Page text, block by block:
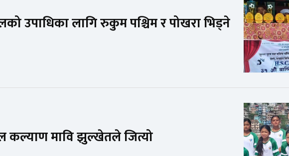
उपाधिका लागि रुकुम पश्चिम र पोखरा भिड्ने
कल्याण मावि झुल्खेतले जित्यो